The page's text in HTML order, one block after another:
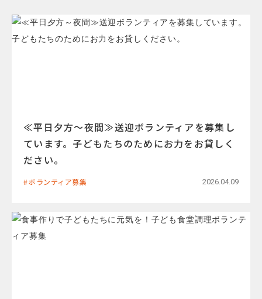
≪平日夕方～夜間≫送迎ボランティアを募集し
ています。子どもたちのためにお力をお貸しく
ださい。
ボランティア募集 2026.04.09